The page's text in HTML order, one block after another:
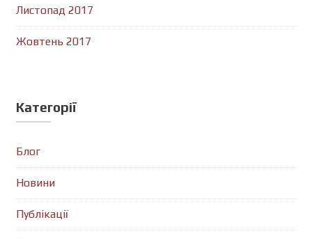
Листопад 2017
Жовтень 2017
Категорії
Блог
Новини
Публікації